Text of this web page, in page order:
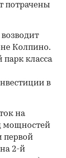
потрачены
Колпино.
парк класса
в
на
мощностей
первой
2-й